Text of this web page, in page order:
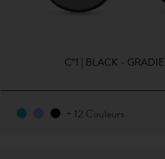
C°1 | BLACK -
+ 12 Couleurs